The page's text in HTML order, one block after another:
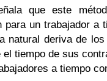
que este
para un trabajador a
natural deriva de
el tiempo de sus
a tiempo